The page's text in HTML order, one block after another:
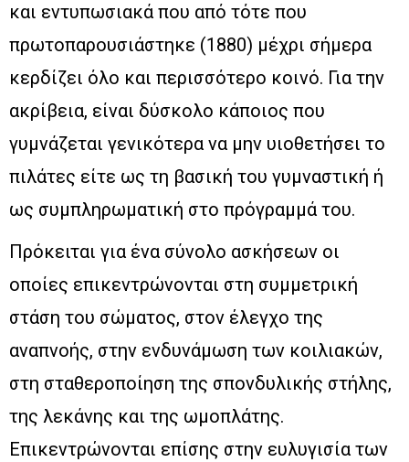
και εντυπωσιακά που από τότε που
πρωτοπαρουσιάστηκε (1880) μέχρι σήμερα
κερδίζει όλο και περισσότερο κοινό. Για την
ακρίβεια, είναι δύσκολο κάποιος που
γυμνάζεται γενικότερα να μην υιοθετήσει το
πιλάτες είτε ως τη βασική του γυμναστική ή
ως συμπληρωματική στο πρόγραμμά του.
Πρόκειται για ένα σύνολο ασκήσεων οι
οποίες επικεντρώνονται στη συμμετρική
στάση του σώματος, στον έλεγχο της
αναπνοής, στην ενδυνάμωση των κοιλιακών,
στη σταθεροποίηση της σπονδυλικής στήλης,
της λεκάνης και της ωμοπλάτης.
Επικεντρώνονται επίσης στην ευλυγισία των